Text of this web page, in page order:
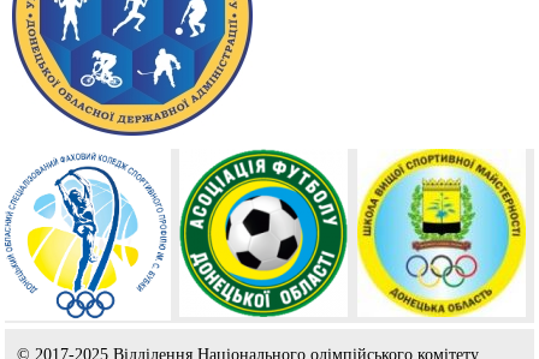
© 2017-2025 Відділення Національного олімпійського комітету